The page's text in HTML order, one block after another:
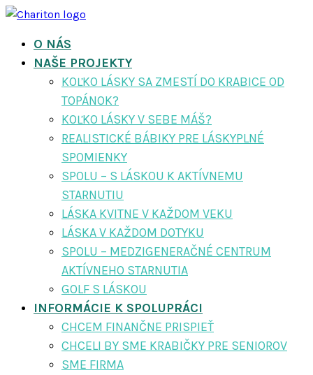
O NÁS
NAŠE PROJEKTY
KOĽKO LÁSKY SA ZMESTÍ DO KRABICE OD
TOPÁNOK?
KOĽKO LÁSKY V SEBE MÁŠ?
REALISTICKÉ BÁBIKY PRE LÁSKYPLNÉ
SPOMIENKY
SPOLU – S LÁSKOU K AKTÍVNEMU
STARNUTIU
LÁSKA KVITNE V KAŽDOM VEKU
LÁSKA V KAŽDOM DOTYKU
SPOLU – MEDZIGENERAČNÉ CENTRUM
AKTÍVNEHO STARNUTIA
GOLF S LÁSKOU
INFORMÁCIE K SPOLUPRÁCI
CHCEM FINANČNE PRISPIEŤ
CHCELI BY SME KRABIČKY PRE SENIOROV
SME FIRMA